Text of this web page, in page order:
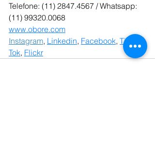
Telefone: (11) 2847.4567 / Whatsapp:
(11) 99320.0068
www.obore.com
Instagram, Linkedin, Facebook, Tik
Tok, Flickr